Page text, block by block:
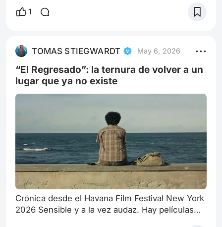
Havana Film Festival New York 2026, y como
simbólico— esta película aparece como uno de
los puntos más sensibles y perturbadores de la
programación curada por Diana Vargas. No
porque construya
1
TOMAS STIEGWARDT May 6, 2026
“El Regresado”: la ternura de volver a un
lugar que ya no existe
Crónica desde el Havana Film Festival New York
2026 Sensible y a la vez audaz. Hay películas